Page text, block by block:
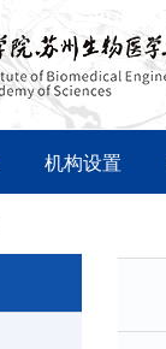
机构设置